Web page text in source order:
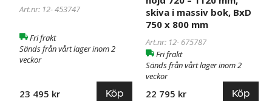
BxD
800
mm
Art.nr: 12-453747
Fri frakt
Sänds från vårt lager inom 2
veckor
23 495 kr Köp
massiv
bok,
BxD
750
800
mm
skiva i massiv bok, BxD
750 x 800 mm
Art.nr: 12- 675787
Fri frakt
Sänds från vårt lager inom 2
veckor
22 795 kr Köp